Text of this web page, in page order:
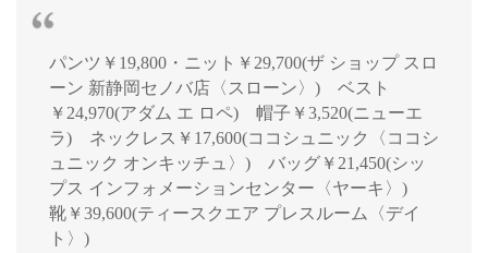
パンツ￥19,800・ニット￥29,700(ザ ショップ スロ
ーン 新静岡セノバ店〈スローン〉) ベスト
￥24,970(アダム エ ロペ) 帽子￥3,520(ニューエ
ラ) ネックレス￥17,600(ココシュニック〈ココシ
ュニック オンキッチュ〉) バッグ￥21,450(シッ
プス インフォメーションセンター〈ヤーキ〉)
靴￥39,600(ティースクエア プレスルーム〈デイ
ト〉)